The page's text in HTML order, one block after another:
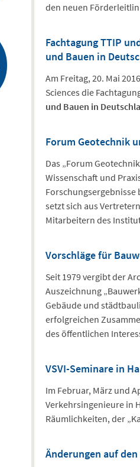
den neuen
Fachtagung TTIP
und Bauen in
Am Freitag, 20. Mai
Sciences die
und Bauen in
Forum Geotechnik
Das „Forum
Wissenschaft und
setzt sich aus
Mitarbeitern des
Vorschläge für
Seit 1979 vergibt der
Auszeichnung
Gebäude und
erfolgreichen
des öffentlichen
VSVI-Seminare in
Im Februar, März und
Verkehrsingenieure in
Räumlichkeiten, der
Änderungen auf